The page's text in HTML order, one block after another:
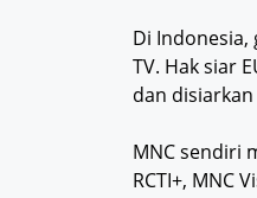
Di Indonesia,
TV. Hak siar
dan
MNC sendiri
RCTI+, MNC